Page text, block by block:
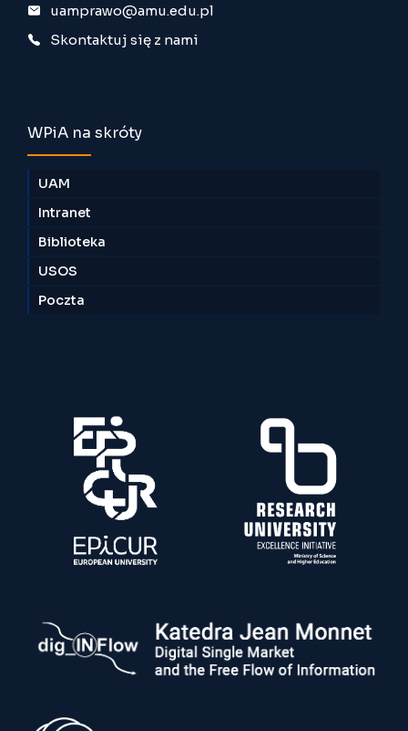
uamprawo@amu.edu.pl
Skontaktuj się z nami
WPiA na skróty
UAM
Intranet
Biblioteka
USOS
Poczta